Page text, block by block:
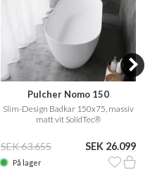
Pulcher Nomo 150
Slim-Design Badkar 150x75, massiv
matt vit SolidTec®
SEK 63.655 SEK 26.099
På lager